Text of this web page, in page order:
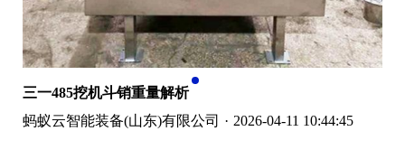
三一485挖机斗销重量解析
蚂蚁云智能装备(山东)有限公司 · 2026-04-11 10:44:45